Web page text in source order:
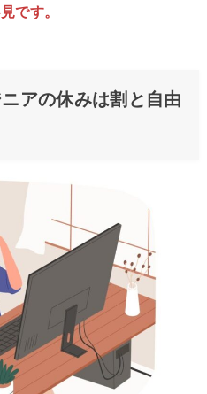
です。
アの休みは割と自由